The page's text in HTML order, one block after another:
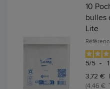
10
bulles
Lite
5/5 - 1
3,72 €
(4,46 €